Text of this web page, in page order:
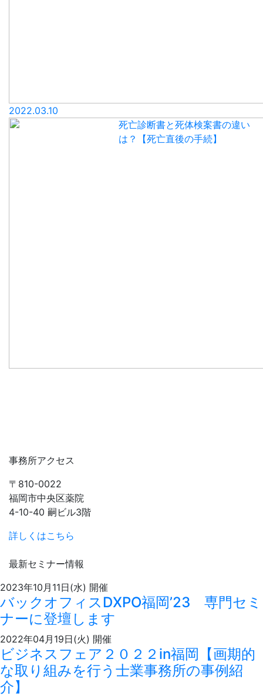
2022.03.10
死亡診断書と死体検案書の違い
は？【死亡直後の手続】
事務所アクセス
〒810-0022
福岡市中央区薬院
4-10-40 嗣ビル3階
詳しくはこちら
最新セミナー情報
2023年10月11日(水) 開催
バックオフィスDXPO福岡’23 専門セミ
ナーに登壇します
2022年04月19日(火) 開催
ビジネスフェア２０２２in福岡【画期的
な取り組みを行う士業事務所の事例紹
介】